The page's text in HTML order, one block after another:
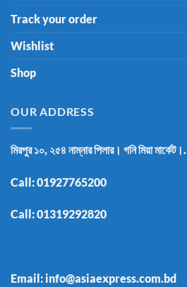
Track your order
Wishlist
Shop
OUR ADDRESS
মিরপুর ১০, ২৫৪ নাম্নার পিলার। গনি মিয়া মার্কেট।.
Call:01927765200
Call:01319292820
Email: info@asiaexpress.com.bd